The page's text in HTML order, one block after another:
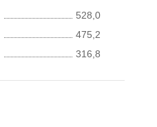
528,0
475,2
316,8